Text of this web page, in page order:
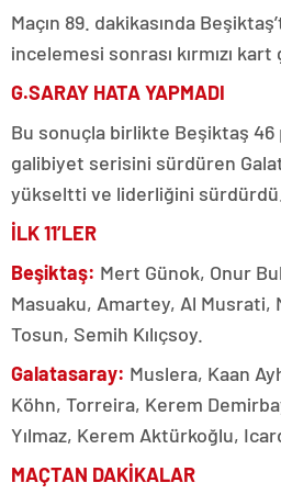
Maçın 89. dakikasında
incelemesi sonrası kırmızı kart
G.SARAY HATA YAPMADI
Bu sonuçla birlikte Beşiktaş 46
galibiyet serisini sürdüren
yükseltti ve liderliğini sürdürdü.
İLK 11’LER
Beşiktaş: Mert Günok, Onur
Masuaku, Amartey, Al Musrati,
Tosun, Semih Kılıçsoy.
Galatasaray: Muslera, Kaan
Köhn, Torreira, Kerem
Yılmaz, Kerem Aktürkoğlu,
MAÇTAN DAKİKALAR